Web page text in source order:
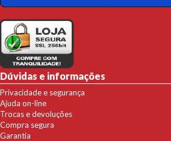
Dúvidas e informações
Privacidade e segurança
Ajuda on-line
Trocas e devoluções
Compra segura
Garantia